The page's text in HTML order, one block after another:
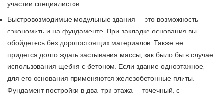
участии специалистов.
Быстровозмодимые модульные здания — это возможность
сэкономить и на фундаменте. При закладке основания вы
обойдетесь без дорогостоящих материалов. Также не
придется долго ждать застывания массы, как было бы в случае
использования щебня с бетоном. Если здание одноэтажное,
для его основания применяются железобетонные плиты.
Фундамент постройки в два-три этажа — точечный, с